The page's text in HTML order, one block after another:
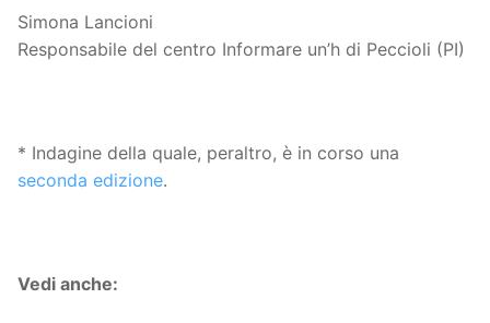
Simona Lancioni
Responsabile del centro Informare un’h di Peccioli (PI)
* Indagine della quale, peraltro, è in corso una
seconda edizione.
Vedi anche: